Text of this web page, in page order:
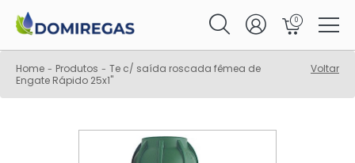
0
Home - Produtos - Te c/ saída roscada fêmea de
Engate Rápido 25x1"
Voltar